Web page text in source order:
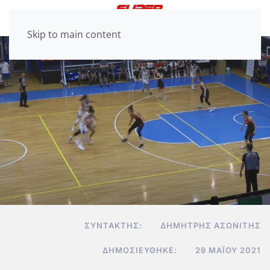
Skip to main content
ΣΥΝΤΆΚΤΗΣ: ΔΗΜΉΤΡΗΣ ΑΣΩΝΊΤΗΣ
ΔΗΜΟΣΙΕΎΘΗΚΕ: 29 ΜΑΪ́ΟΥ 2021